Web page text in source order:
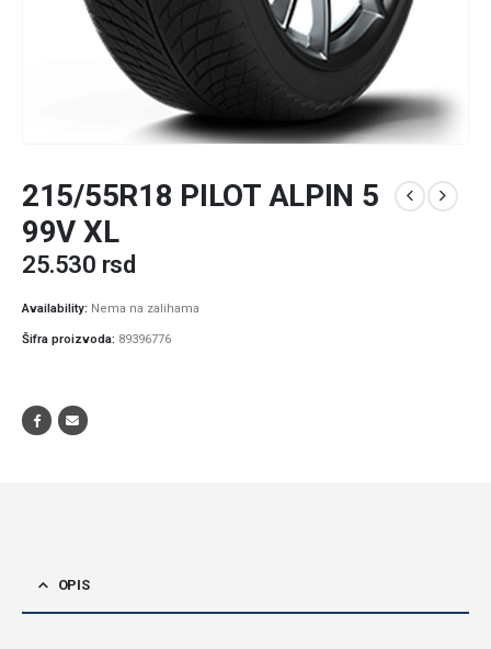
215/55R18 PILOT ALPIN 5
99V XL
25.530 rsd
Availability: Nema na zalihama
Šifra proizvoda: 89396776
OPIS